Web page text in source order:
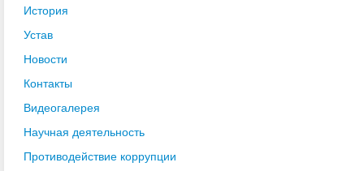
История
Устав
Новости
Контакты
Видеогалерея
Научная деятельность
Противодействие коррупции